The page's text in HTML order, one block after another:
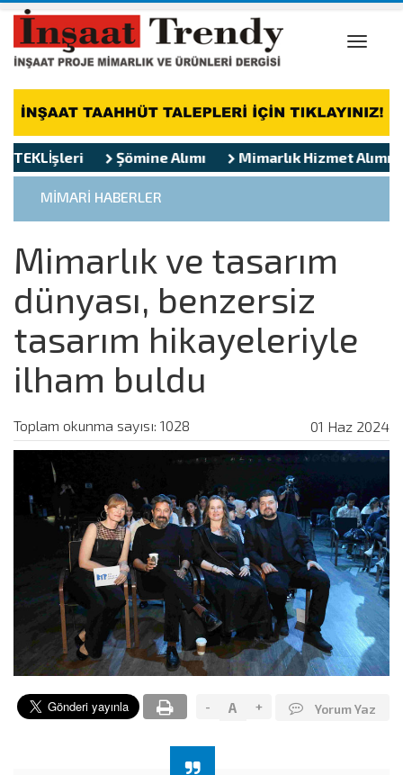
Toggle
TEKLİFLER
Şömine Alımı Mimarlık Hizmet Alımı
MİMARİ HABERLER
Mimarlık ve tasarım
dünyası, benzersiz
tasarım hikayeleriyle
ilham buldu
Toplam okunma sayısı: 1028 01 Haz 2024
Yorum Yaz
- A +